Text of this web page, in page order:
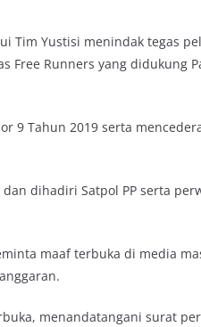
Tim Yustisi menindak tegas
Free Runners yang didukung
9 Tahun 2019 serta
dihadiri Satpol PP serta
maaf terbuka di media
menandatangani surat